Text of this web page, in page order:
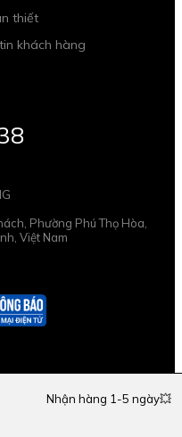
Nhận hàng 1-5 ngày💥
2025
Phường Phú Thọ Hòa,
Việt Nam
thiết
khách hàng